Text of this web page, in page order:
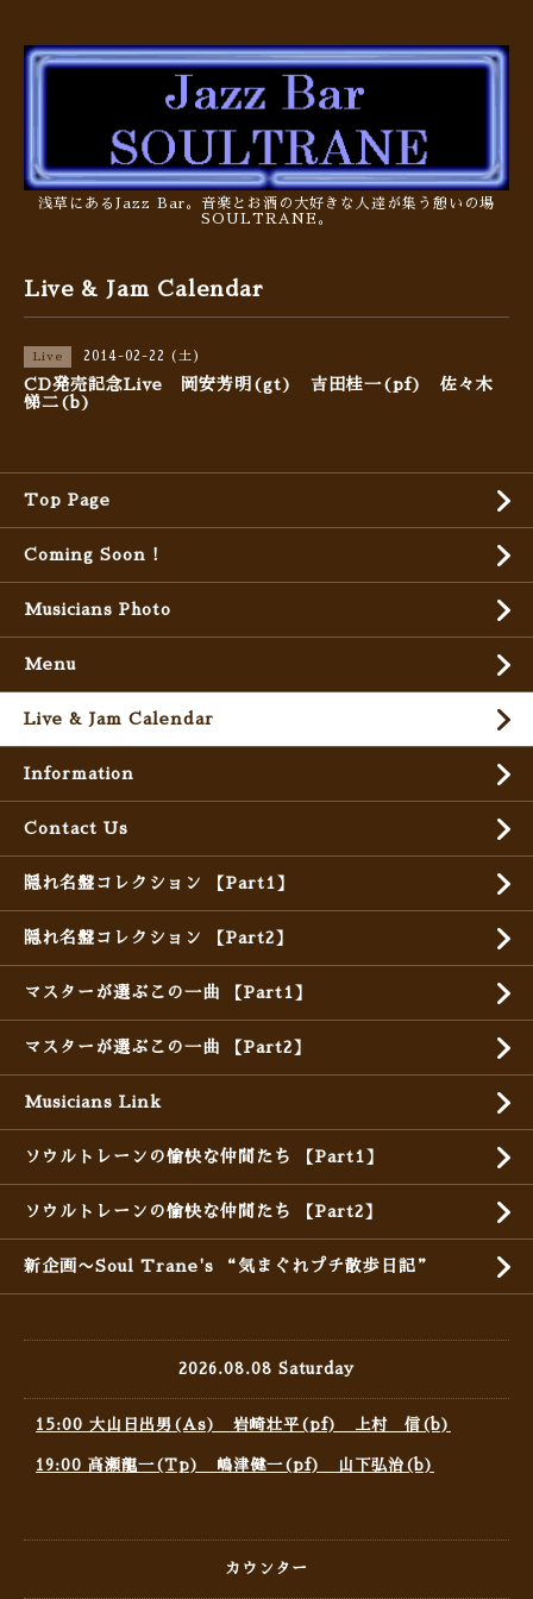
浅草にあるJazz Bar。音楽とお酒の大好きな人達が集う憩いの場
SOULTRANE。
Live & Jam Calendar
Live 2014-02-22 (土)
CD発売記念Live 岡安芳明(gt) 吉田桂一(pf) 佐々木
悌二(b)
Top Page
Coming Soon !
Musicians Photo
Menu
Live & Jam Calendar
Information
Contact Us
隠れ名盤コレクション 【Part1】
隠れ名盤コレクション 【Part2】
マスターが選ぶこの一曲 【Part1】
マスターが選ぶこの一曲 【Part2】
Musicians Link
ソウルトレーンの愉快な仲間たち 【Part1】
ソウルトレーンの愉快な仲間たち 【Part2】
新企画〜Soul Trane's “気まぐれプチ散歩日記”
2026.08.08 Saturday
15:00 大山日出男(As) 岩崎壮平(pf) 上村 信(b)
19:00 高瀬龍一(Tp) 嶋津健一(pf) 山下弘治(b)
カウンター